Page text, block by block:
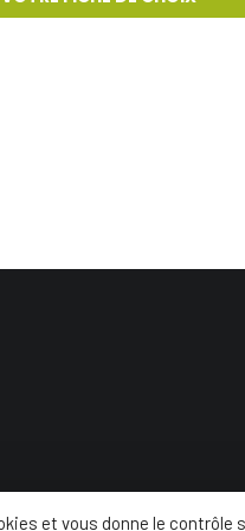
©
et vous donne le contrôle